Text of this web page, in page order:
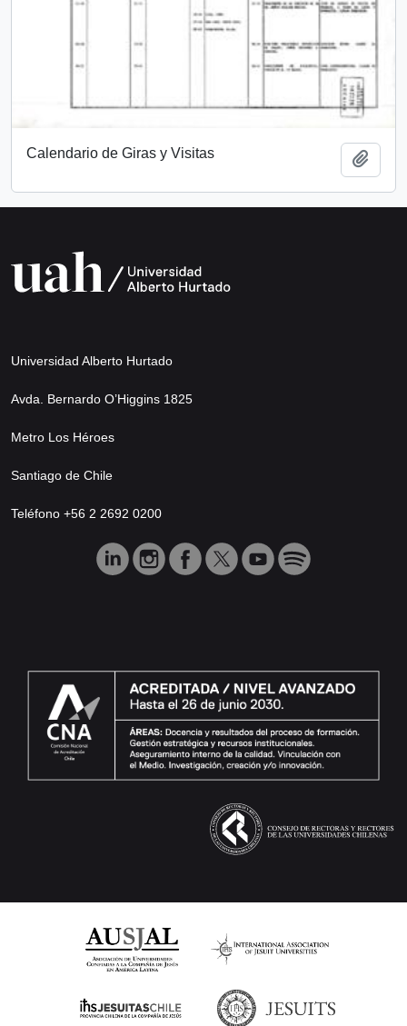
Calendario de Giras y Visitas
Universidad Alberto Hurtado
Avda. Bernardo O’Higgins 1825
Metro Los Héroes
Santiago de Chile
Teléfono +56 2 2692 0200